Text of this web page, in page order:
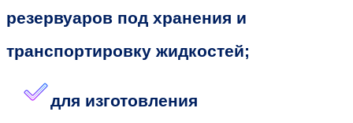
резервуаров под хранения и
транспортировку жидкостей;
для изготовления